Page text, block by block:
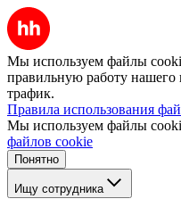
Мы используем файлы
правильную работу нашего
трафик.
Правила использования
Мы используем файлы
файлов cookie
Понятно
Ищу сотрудника